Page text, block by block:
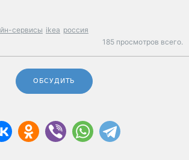
сервисы ikea россия
185 просмотров всего.
ОБСУДИТЬ